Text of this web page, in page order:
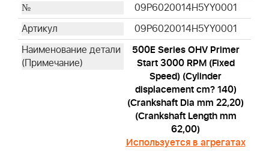
09P6020014H5YY0001
09P6020014H5YY0001
500E Series OHV Primer
Start 3000 RPM (Fixed
Speed) (Cylinder
displacement cm? 140)
(Crankshaft Dia mm 22,20)
(Crankshaft Length mm
62,00)
Используется в агрегатах